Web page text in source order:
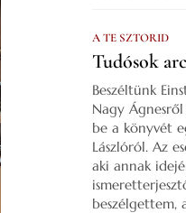
A TE SZTORID
Tudósok
Beszéltünk
Nagy
be a könyvét
Lászlóról. Az
aki annak
beszélgettem,